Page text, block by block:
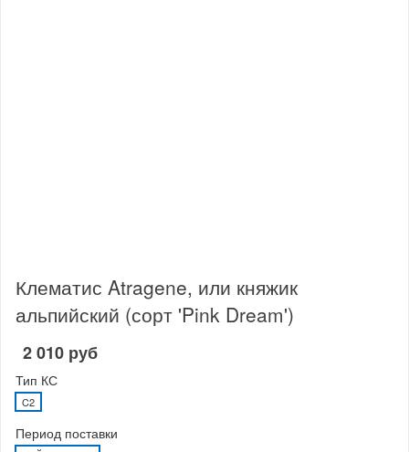
Клематис Atragene, или княжик
альпийский (сорт 'Pink Dream')
2 010 руб
Тип КС
C2
Период поставки